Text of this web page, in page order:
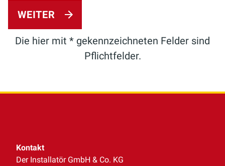
WEITER
Die hier mit * gekennzeichneten Felder sind
Pflichtfelder.
Kontakt
Der Installatör GmbH & Co. KG